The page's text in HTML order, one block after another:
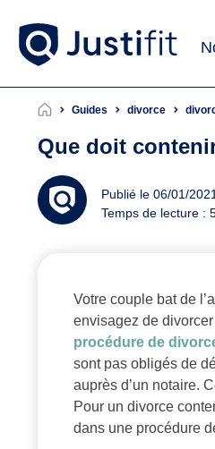
Guides divorce
Que doit
Publié le 06/01/
Temps de lecture :
Votre couple bat de
envisagez de
procédure de
sont pas obligés de
auprès d’un notaire.
Pour un divorce
dans une procédure